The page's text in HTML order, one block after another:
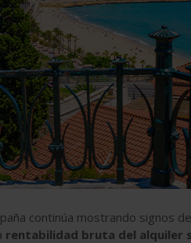
continúa mostrando signos
rentabilidad bruta del alquiler